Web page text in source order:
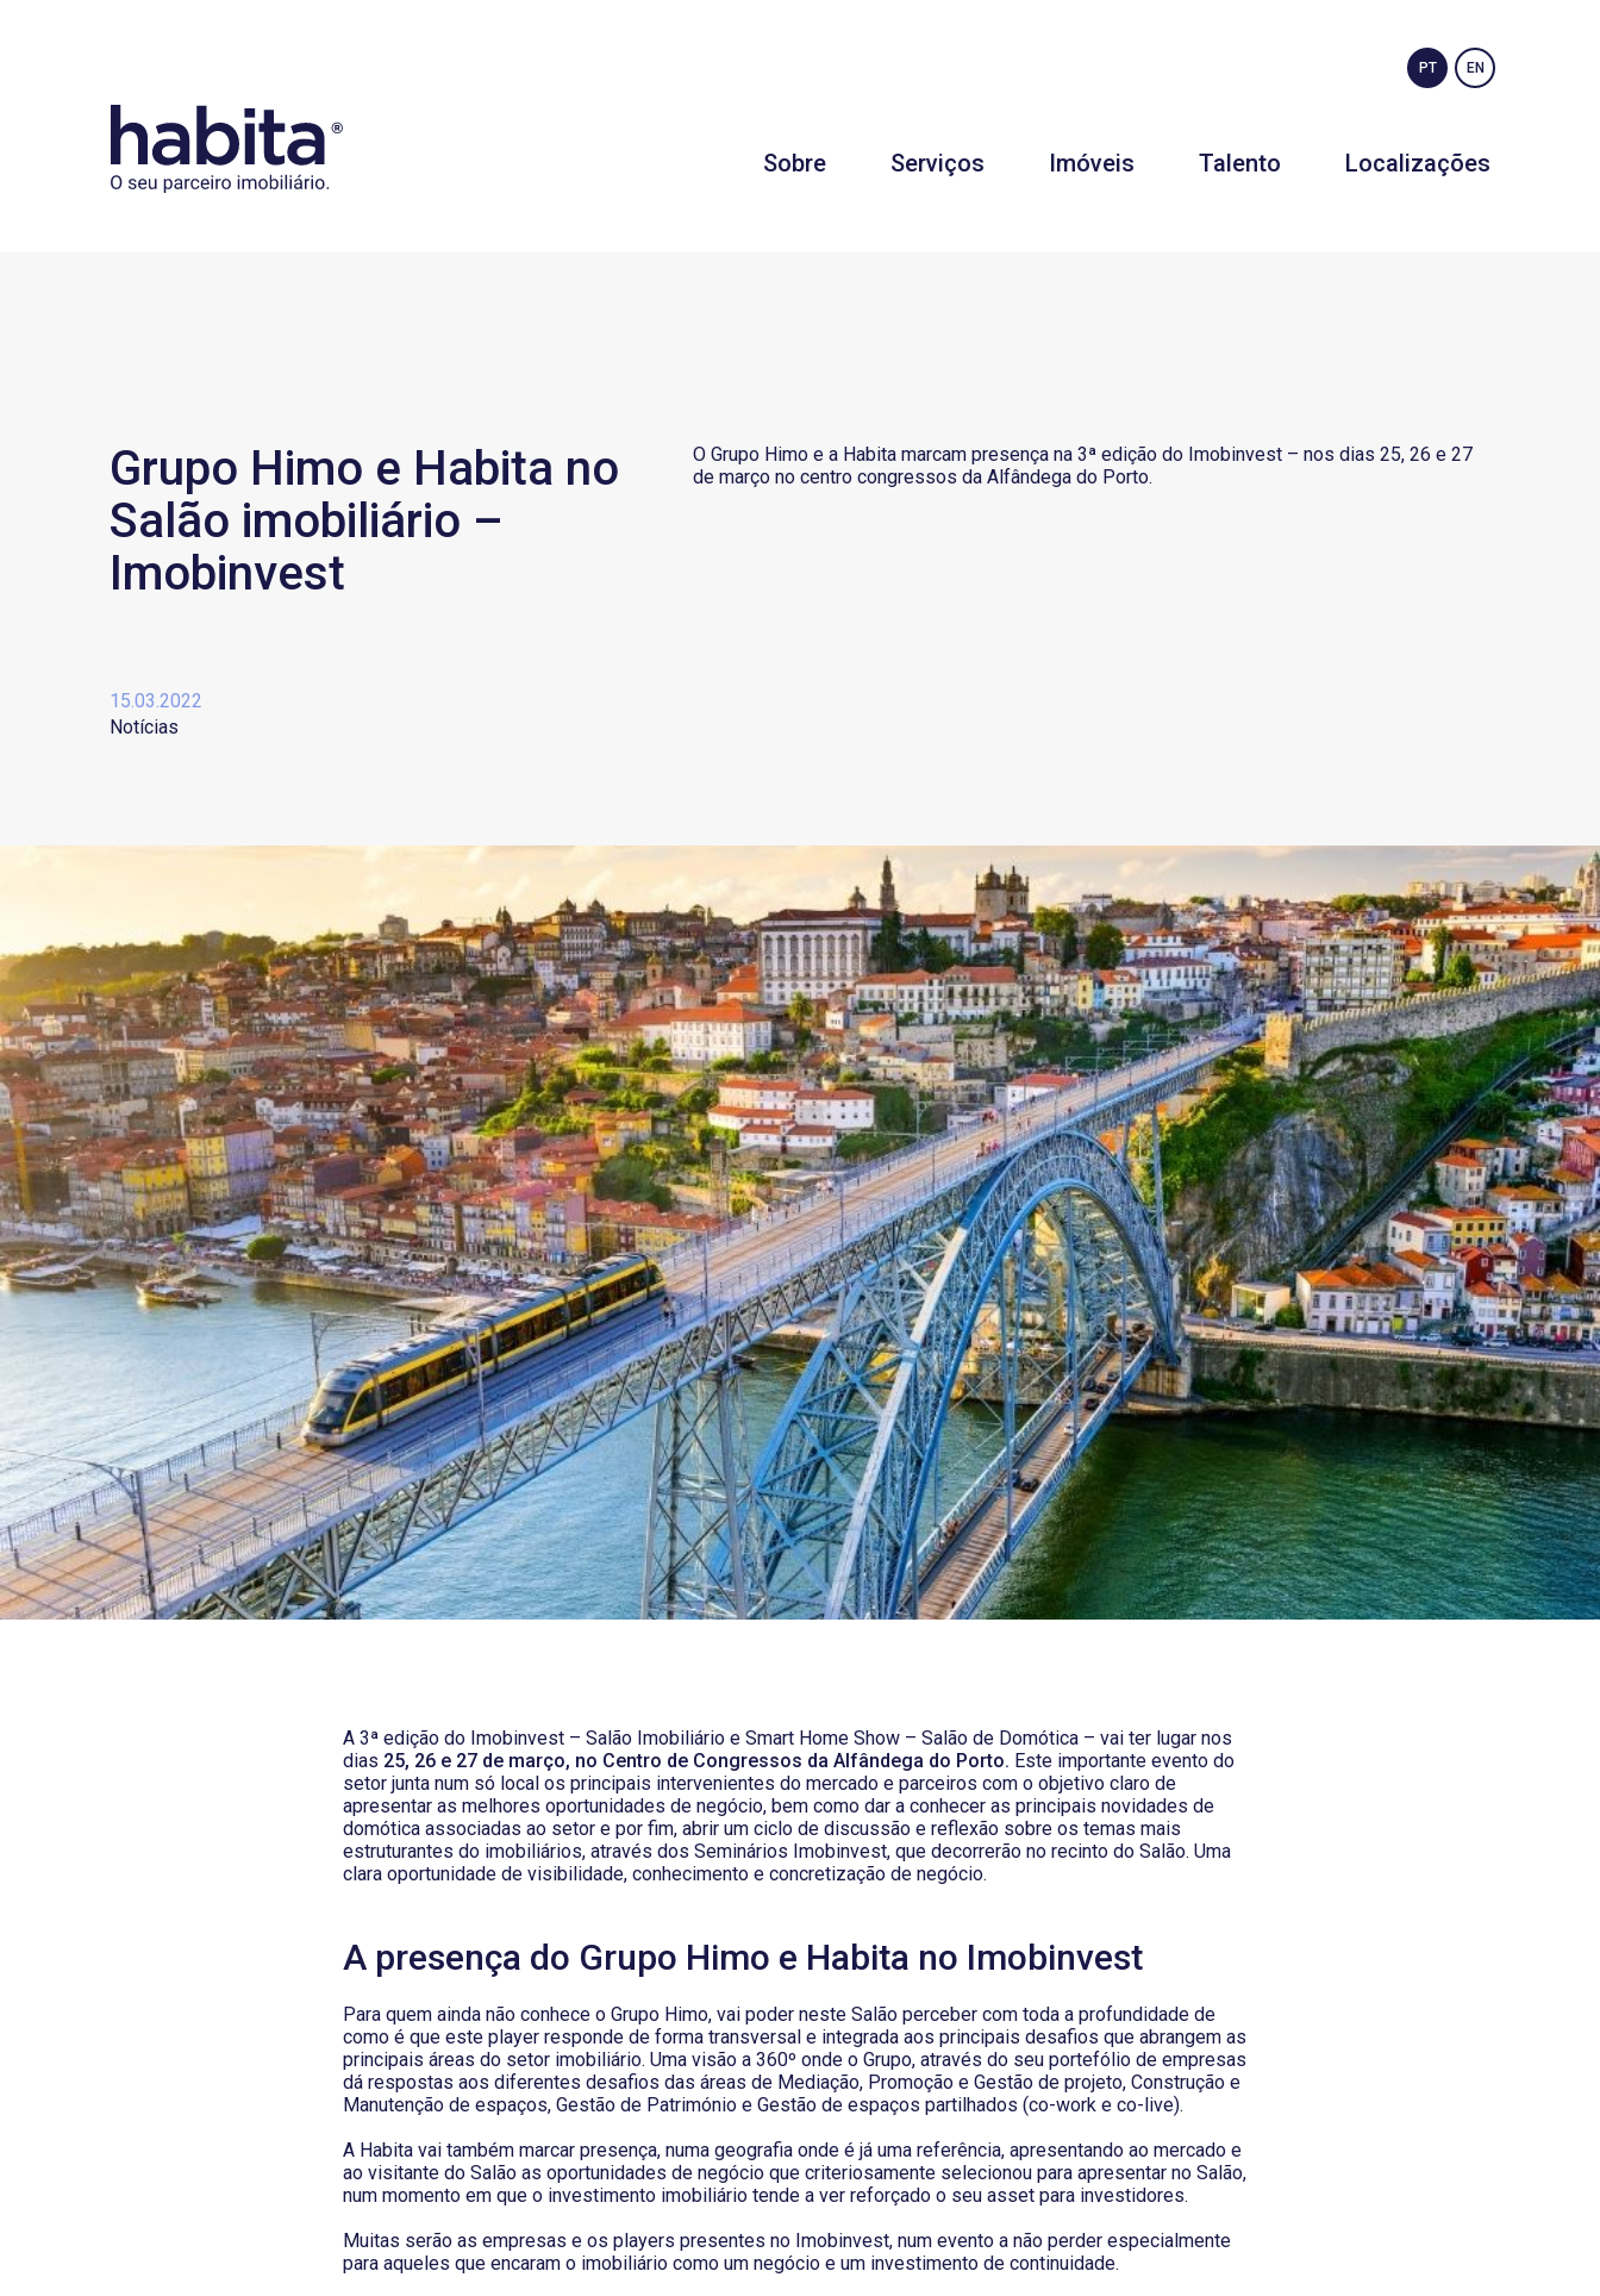
PT EN
Sobre Serviços Imóveis Talento Localizações
Grupo Himo e Habita no
Salão imobiliário –
Imobinvest
O Grupo Himo e a Habita marcam presença na 3ª edição do Imobinvest – nos dias 25, 26 e 27
de março no centro congressos da Alfândega do Porto.
15.03.2022
Notícias
A 3ª edição do Imobinvest – Salão Imobiliário e Smart Home Show – Salão de Domótica – vai ter lugar nos
dias 25, 26 e 27 de março, no Centro de Congressos da Alfândega do Porto. Este importante evento do
setor junta num só local os principais intervenientes do mercado e parceiros com o objetivo claro de
apresentar as melhores oportunidades de negócio, bem como dar a conhecer as principais novidades de
domótica associadas ao setor e por fim, abrir um ciclo de discussão e reflexão sobre os temas mais
estruturantes do imobiliários, através dos Seminários Imobinvest, que decorrerão no recinto do Salão. Uma
clara oportunidade de visibilidade, conhecimento e concretização de negócio.
A presença do Grupo Himo e Habita no Imobinvest
Para quem ainda não conhece o Grupo Himo, vai poder neste Salão perceber com toda a profundidade de
como é que este player responde de forma transversal e integrada aos principais desafios que abrangem as
principais áreas do setor imobiliário. Uma visão a 360º onde o Grupo, através do seu portefólio de empresas
dá respostas aos diferentes desafios das áreas de Mediação, Promoção e Gestão de projeto, Construção e
Manutenção de espaços, Gestão de Património e Gestão de espaços partilhados (co-work e co-live).
A Habita vai também marcar presença, numa geografia onde é já uma referência, apresentando ao mercado e
ao visitante do Salão as oportunidades de negócio que criteriosamente selecionou para apresentar no Salão,
num momento em que o investimento imobiliário tende a ver reforçado o seu asset para investidores.
Muitas serão as empresas e os players presentes no Imobinvest, num evento a não perder especialmente
para aqueles que encaram o imobiliário como um negócio e um investimento de continuidade.